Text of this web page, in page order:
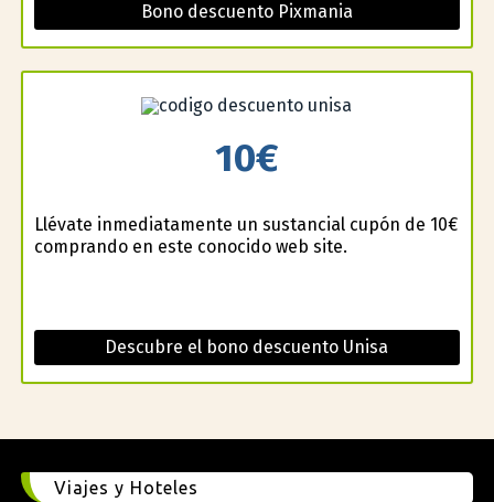
Bono descuento Pixmania
10€
Llévate inmediatamente un sustancial cupón de 10€
comprando en este conocido web site.
Descubre el bono descuento Unisa
Viajes y Hoteles